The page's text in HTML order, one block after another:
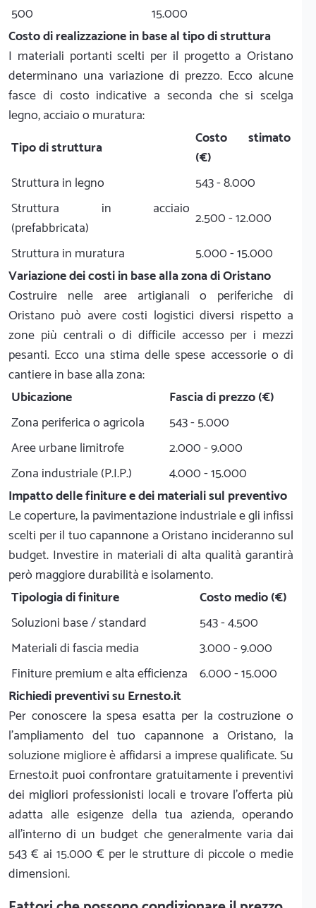
500
15.000
Costo di realizzazione in base al tipo di struttura
I materiali portanti scelti per il progetto a Oristano
determinano una variazione di prezzo. Ecco alcune
fasce di costo indicative a seconda che si scelga
legno, acciaio o muratura:
Tipo di struttura
Costo stimato
(€)
Struttura in legno
543 - 8.000
Struttura in acciaio
(prefabbricata)
2.500 - 12.000
Struttura in muratura
5.000 - 15.000
Variazione dei costi in base alla zona di Oristano
Costruire nelle aree artigianali o periferiche di
Oristano può avere costi logistici diversi rispetto a
zone più centrali o di difficile accesso per i mezzi
pesanti. Ecco una stima delle spese accessorie o di
cantiere in base alla zona:
Ubicazione
Fascia di prezzo (€)
Zona periferica o agricola
543 - 5.000
Aree urbane limitrofe
2.000 - 9.000
Zona industriale (P.I.P.)
4.000 - 15.000
Impatto delle finiture e dei materiali sul preventivo
Le coperture, la pavimentazione industriale e gli infissi
scelti per il tuo capannone a Oristano incideranno sul
budget. Investire in materiali di alta qualità garantirà
però maggiore durabilità e isolamento.
Tipologia di finiture
Costo medio (€)
Soluzioni base / standard
543 - 4.500
Materiali di fascia media
3.000 - 9.000
Finiture premium e alta efficienza 6.000 - 15.000
Richiedi preventivi su Ernesto.it
Per conoscere la spesa esatta per la costruzione o
l'ampliamento del tuo capannone a Oristano, la
soluzione migliore è affidarsi a imprese qualificate. Su
Ernesto.it puoi confrontare gratuitamente i preventivi
dei migliori professionisti locali e trovare l'offerta più
adatta alle esigenze della tua azienda, operando
all'interno di un budget che generalmente varia dai
543 € ai 15.000 € per le strutture di piccole o medie
dimensioni.